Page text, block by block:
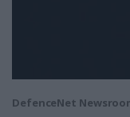
DefenceNet